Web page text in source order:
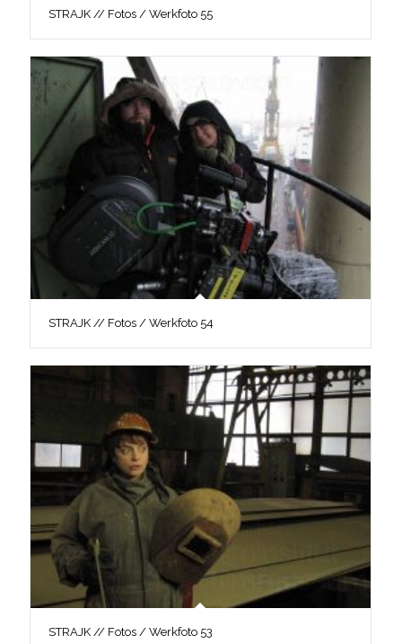
STRAJK // Fotos / Werkfoto 55
STRAJK // Fotos / Werkfoto 54
STRAJK // Fotos / Werkfoto 53